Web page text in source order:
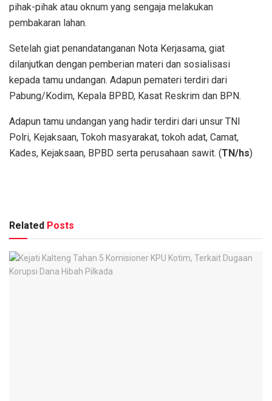
pihak-pihak atau oknum yang sengaja melakukan
pembakaran lahan.
Setelah giat penandatanganan Nota Kerjasama, giat
dilanjutkan dengan pemberian materi dan sosialisasi
kepada tamu undangan. Adapun pemateri terdiri dari
Pabung/Kodim, Kepala BPBD, Kasat Reskrim dan BPN.
Adapun tamu undangan yang hadir terdiri dari unsur TNI
Polri, Kejaksaan, Tokoh masyarakat, tokoh adat, Camat,
Kades, Kejaksaan, BPBD serta perusahaan sawit. (TN/hs)
Related Posts